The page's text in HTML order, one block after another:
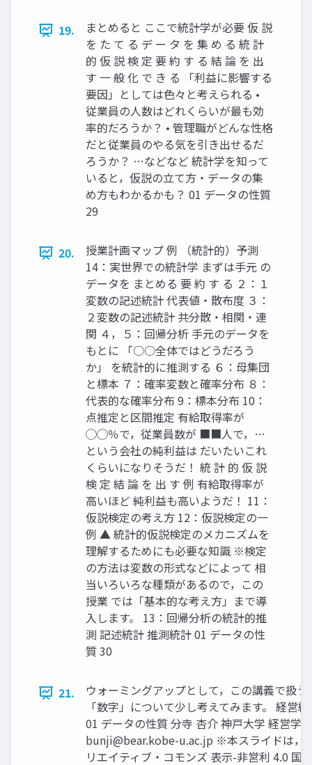
19.
まとめると ここで統計学が必要 仮 説
を た て る デ ー タ を 集 め る 統 計
的 仮 説 検 定 要 約 す る 結 論 を 出
す 一 般 化 で き る 「利益に影響する
要因」としては色々と考えられる •
従業員の人数はどれくらいが最も効
率的だろうか？ • 管理職がどんな性格
だと従業員のやる気を引き出せるだ
ろうか？ …などなど 統計学を知って
いると，仮説の立て方・データの集
め方もわかるかも？ 01 データの性質
29
20.
授業計画マップ 例 （統計的）予測
14：実世界での統計学 まずは手元 の
データを まとめる 要 約 す る ２：１
変数の記述統計 代表値・散布度 ３：
２変数の記述統計 共分散・相関・連
関 ４，５：回帰分析 手元のデータを
もとに 「○○全体ではどうだろう
か」 を統計的に推測する ６：母集団
と標本 ７：確率変数と確率分布 ８：
代表的な確率分布 9：標本分布 10：
点推定と区間推定 有給取得率が
◯◯％で，従業員数が ■■人で，…
という会社の純利益は だいたいこれ
くらいになりそうだ！ 統 計 的 仮 説
検 定 結 論 を 出 す 例 有給取得率が
高いほど 純利益も高いようだ！ 11：
仮説検定の考え方 12：仮説検定の一
例 ▲ 統計的仮説検定のメカニズムを
理解するためにも必要な知識 ※検定
の方法は変数の形式などによって 相
当いろいろな種類があるので，この
授業 では「基本的な考え方」まで導
入します。 13：回帰分析の統計的推
測 記述統計 推測統計 01 データの性
質 30
21.
ウォーミングアップとして，この講義で扱う
「数字」について少し考えてみます。 経営
01 データの性質 分寺 杏介 神戸大学 経営学
bunji@bear.kobe-u.ac.jp ※本スライドは，
リエイティブ・コモンズ 表示-非営利 4.0 国